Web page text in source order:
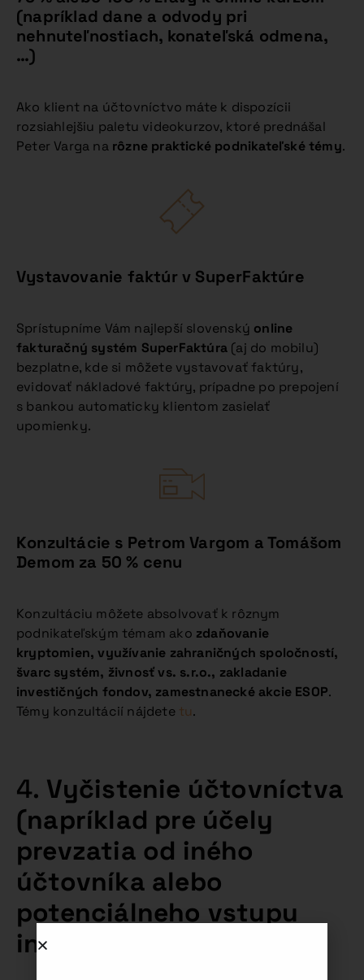
(napríklad dane a odvody pri
nehnuteľnostiach, konateľská odmena,
…)
Ako klient na účtovníctvo máte k dispozícii
rozsiahlejšiu paletu videokurzov, ktoré prednášal
Peter Varga na rôzne praktické podnikateľské témy.
Vystavovanie faktúr v SuperFaktúre
Sprístupníme Vám najlepší slovenský online
fakturačný systém SuperFaktúra (aj do mobilu)
bezplatne, kde si môžete vystavovať faktúry,
evidovať nákladové faktúry, prípadne po prepojení
s bankou automaticky klientom zasielať
upomienky.
Konzultácie s Petrom Vargom a Tomášom
Demom za 50 % cenu
Konzultáciu môžete absolvovať k rôznym
podnikateľským témam ako zdaňovanie
kryptomien, využívanie zahraničných spoločností,
švarc systém, živnosť vs. s.r.o., zakladanie
investičných fondov, zamestnanecké akcie ESOP.
Témy konzultácií nájdete tu.
4. Vyčistenie účtovníctva
(napríklad pre účely
prevzatia od iného
účtovníka alebo
potenciálneho vstupu
investora)